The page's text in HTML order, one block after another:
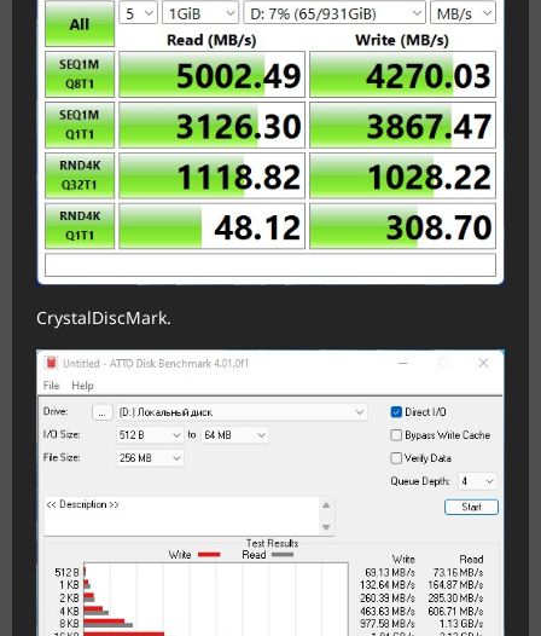
CrystalDiscMark.